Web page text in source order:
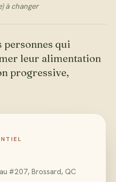
à changer
personnes qui
leur alimentation
progressive,
#207, Brossard, QC